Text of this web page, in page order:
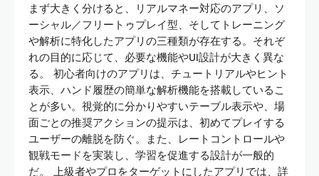
まず大きく分けると、リアルマネー対応のアプリ、ソ
ーシャル／フリートゥプレイ型、そしてトレーニング
や解析に特化したアプリの三種類が存在する。それぞ
れの目的に応じて、必要な機能やUI設計が大きく異な
る。 初心者向けのアプリは、チュートリアルやヒント
表示、ハンド履歴の簡単な解析機能を搭載しているこ
とが多い。視覚的に分かりやすいテーブル表示や、場
面ごとの推奨アクションの提示は、初めてプレイする
ユーザーの離脱を防ぐ。また、レートコントロールや
観戦モードを実装し、学習を促進する設計が一般的
だ。 上級者やプロをターゲットにしたアプリでは、詳